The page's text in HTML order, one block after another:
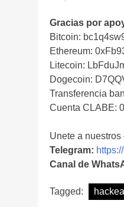
Gracias por
Bitcoin:
Ethereum:
Litecoin:
Dogecoin:
Transferencia
Cuenta CLABE:
Unete a nuestros
Telegram:
Canal de
Tagged: